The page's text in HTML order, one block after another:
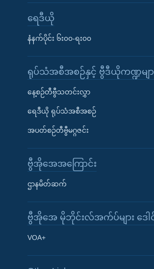
Learning English
ရေဒီယို
နံနက်ပိုင်း ၆း၀၀-ရး၀၀
ရုပ်သံအစီအစဉ်နှင့် ဗွီဒီယိုကဏ္ဍမျာ
နေ့စဉ်တီဗွီသတင်းလွှာ
ရေဒီယို ရုပ်သံအစီအစဉ်
အပတ်စဉ်တီဗွီမဂ္ဂဇင်း
ဗွီအိုအေအကြောင်း
ဌာနမိတ်ဆက်
ဗွီအိုအေ မိုဘိုင်းလ်အက်ပ်များ ဒေ
VOA+